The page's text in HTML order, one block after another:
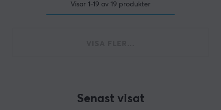
Visar 1-19 av 19 produkter
Senast visat